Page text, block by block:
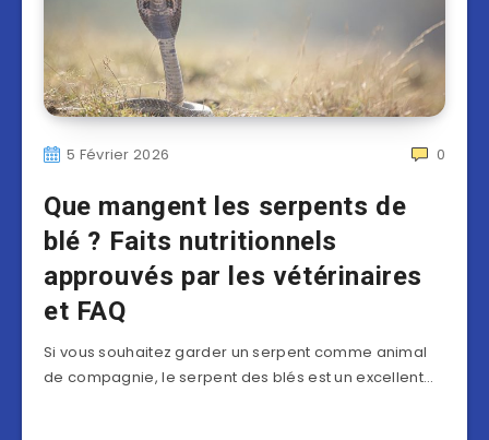
5 Février 2026 0
Que mangent les serpents de
blé ? Faits nutritionnels
approuvés par les vétérinaires
et FAQ
Si vous souhaitez garder un serpent comme animal
de compagnie, le serpent des blés est un excellent…